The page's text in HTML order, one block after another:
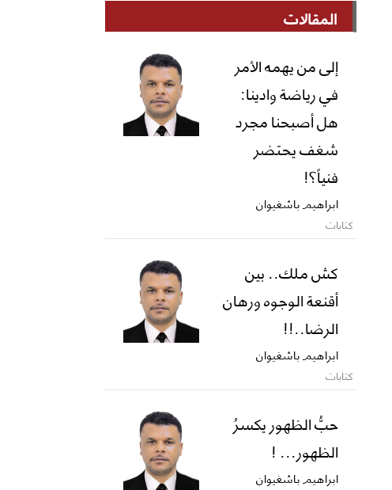
المقالات
إلى من يهمه الأمر
في رياضة وادينا:
هل أصبحنا مجرد
شغف يحتضر
فنياً؟!
ابراهيم باشغيوان
كتابات
كش ملك.. بين
أقنعة الوجوه ورهان
الرضا..!!
ابراهيم باشغيوان
كتابات
حبُّ الظهور يكسرُ
الظهور... !
ابراهيم باشغيوان